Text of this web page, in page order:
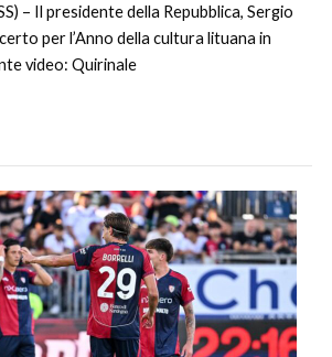
– Il presidente della Repubblica, Sergio
per l’Anno della cultura lituana in
video: Quirinale